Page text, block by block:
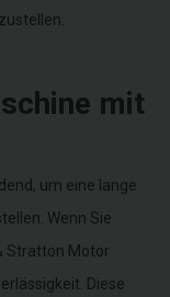
mit
um eine lange
Wenn Sie
Stratton Motor
Diese